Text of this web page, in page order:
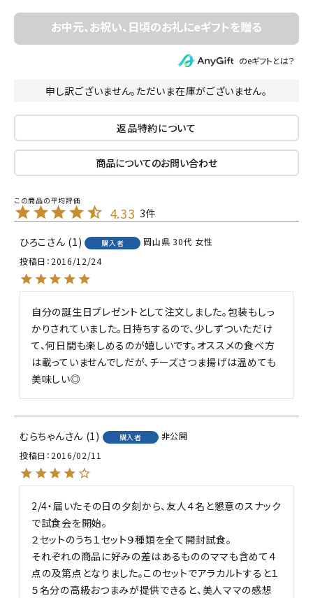
のeギフトとは？
申し訳ございません。ただいま在庫がございません。
返品特約について
商品についてのお問い合わせ
4.33 3
ひろこ 1 購入者 岡山県 30代 女性
投稿日 2016/12/24
自分の誕生日プレゼントとして注文しました。包装もしっ
かりされていました。日持ちするので、少しずついただけ
て、何日間も楽しめるのが嬉しいです。オススメの食べ方
は載っていませんでしだが、チーズさつま揚げは温めても
美味しい◎
むらちゃん 1 購入者
非公開
投稿日 2016/02/11
2/4・届いたその日の夕刻から、友人４名と懇意のスナック
で試食会を開始。
２セットのうち１セット９種類を全て開封試食。
それぞれの商品に好みの差はあるもののママも含めて４
点の及第点となりました。このセットでアラカルトすると１
５名分の高級おつまみが提供できると、美人ママの感想